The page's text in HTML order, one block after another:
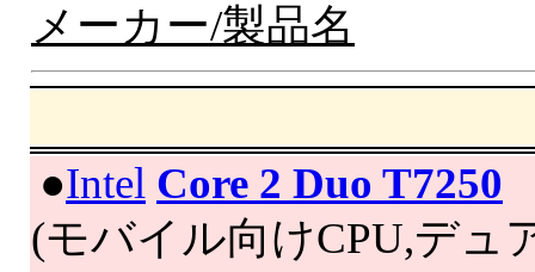
メーカー/製品名
●Intel Core 2 Duo T7250
(モバイル向けCPU,デュ